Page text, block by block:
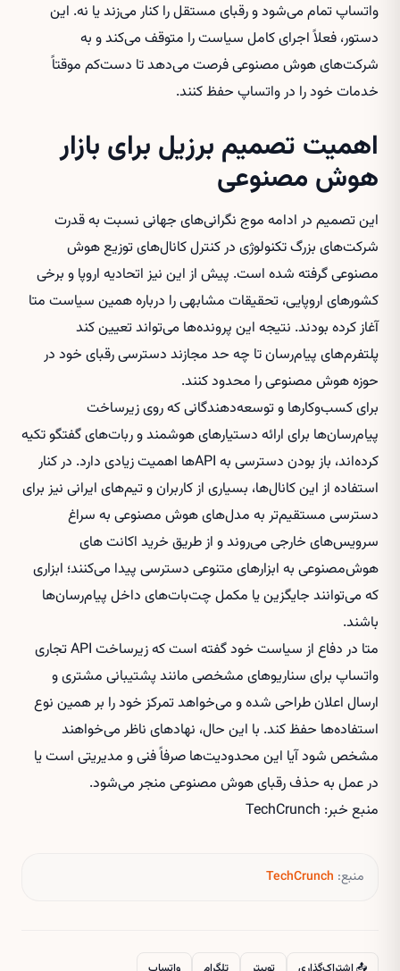
واتساپ تمام می‌شود و رقبای مستقل را کنار می‌زند یا نه. این
دستور، فعلاً اجرای کامل سیاست را متوقف می‌کند و به
شرکت‌های هوش مصنوعی فرصت می‌دهد تا دست‌کم موقتاً
خدمات خود را در واتساپ حفظ کنند.
اهمیت تصمیم برزیل برای بازار
هوش مصنوعی
این تصمیم در ادامه موج نگرانی‌های جهانی نسبت به قدرت
شرکت‌های بزرگ تکنولوژی در کنترل کانال‌های توزیع هوش
مصنوعی گرفته شده است. پیش از این نیز اتحادیه اروپا و برخی
کشورهای اروپایی، تحقیقات مشابهی را درباره همین سیاست متا
آغاز کرده بودند. نتیجه این پرونده‌ها می‌تواند تعیین کند
پلتفرم‌های پیام‌رسان تا چه حد مجازند دسترسی رقبای خود در
حوزه هوش مصنوعی را محدود کنند.
برای کسب‌وکارها و توسعه‌دهندگانی که روی زیرساخت
پیام‌رسان‌ها برای ارائه دستیارهای هوشمند و ربات‌های گفتگو تکیه
کرده‌اند، باز بودن دسترسی به APIها اهمیت زیادی دارد. در کنار
استفاده از این کانال‌ها، بسیاری از کاربران و تیم‌های ایرانی نیز برای
دسترسی مستقیم‌تر به مدل‌های هوش مصنوعی به سراغ
سرویس‌های خارجی می‌روند و از طریق خرید اکانت های
هوش‌مصنوعی به ابزارهای متنوعی دسترسی پیدا می‌کنند؛ ابزاری
که می‌توانند جایگزین یا مکمل چت‌بات‌های داخل پیام‌رسان‌ها
باشند.
متا در دفاع از سیاست خود گفته است که زیرساخت API تجاری
واتساپ برای سناریوهای مشخصی مانند پشتیبانی مشتری و
ارسال اعلان طراحی شده و می‌خواهد تمرکز خود را بر همین نوع
استفاده‌ها حفظ کند. با این حال، نهادهای ناظر می‌خواهند
مشخص شود آیا این محدودیت‌ها صرفاً فنی و مدیریتی است یا
در عمل به حذف رقبای هوش مصنوعی منجر می‌شود.
منبع خبر: TechCrunch
منبع: TechCrunch